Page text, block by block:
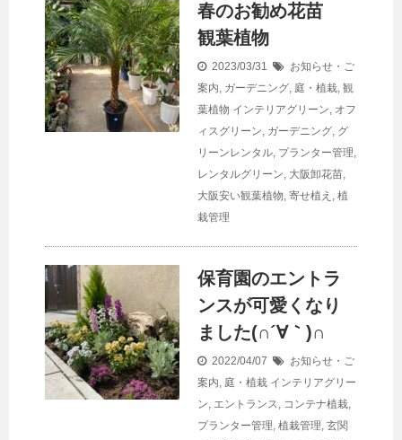
春のお勧め花苗
観葉植物
2023/03/31
お知らせ・ご
案内, ガーデニング, 庭・植栽, 観
葉植物 インテリアグリーン, オフ
ィスグリーン, ガーデニング, グ
リーンレンタル, プランター管理,
レンタルグリーン, 大阪卸花苗,
大阪安い観葉植物, 寄せ植え , 植
栽管理
保育園のエントラ
ンスが可愛くなり
ました(∩´∀｀)∩
2022/04/07
お知らせ・ご
案内, 庭・植栽 インテリアグリー
ン, エントランス, コンテナ植栽,
プランター管理, 植栽管理, 玄関